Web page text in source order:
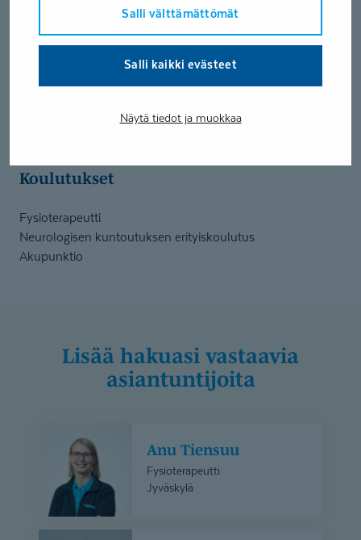
Salli välttämättömät
Salli kaikki evästeet
Näytä tiedot ja muokkaa
Painokevennetty kävelyharjoittelu
Ari Mikkola toimii fysioterapeuttina Jyväskylän ja sen
minulla on pitkä kokemus kehitysvammaisten
Koulutukset
Fysioterapeutti
Neurologisen kuntoutuksen erityiskoulutus
Akupunktio
Lisää hakuasi vastaavia
asiantuntijoita
Tiensuu
Anu Tiensuu
Fysioterapeutti
Jyväskylä